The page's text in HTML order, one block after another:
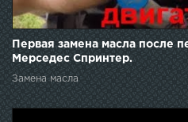
Первая замена масла после
Мерседес Спринтер.
Замена масла